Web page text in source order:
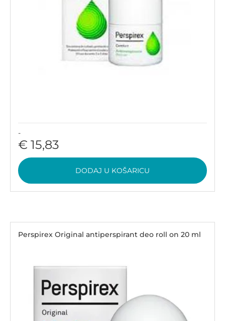
-
€ 15,83
DODAJ U KOŠARICU
Perspirex Original antiperspirant deo roll on 20 ml